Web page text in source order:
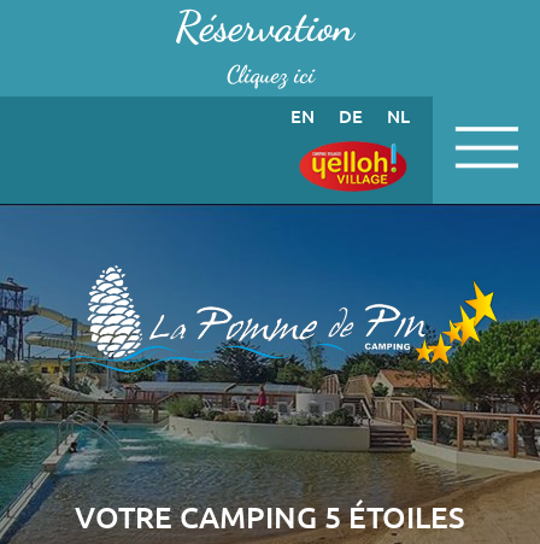
Panneau de gestion des cookiesRéservation
Cliquez ici
EN DE NL
VOTRE CAMPING 5 ÉTOILES